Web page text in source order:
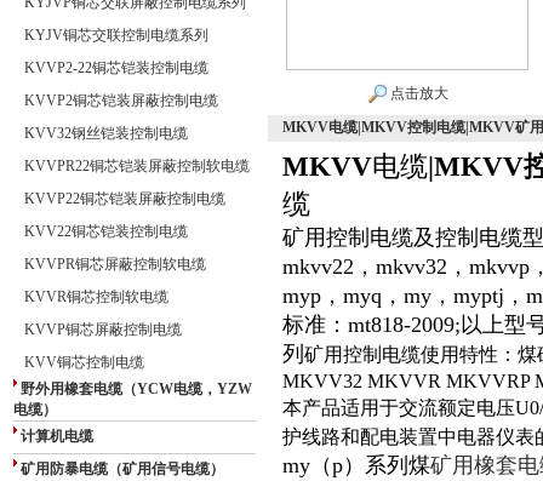
KYJV铜芯交联控制电缆系列
KVVP2-22铜芯铠装控制电缆
KVVP2铜芯铠装屏蔽控制电缆
KVV32钢丝铠装控制电缆
KVVPR22铜芯铠装屏蔽控制软电缆
KVVP22铜芯铠装屏蔽控制电缆
KVV22铜芯铠装控制电缆
KVVPR铜芯屏蔽控制软电缆
KVVR铜芯控制软电缆
KVVP铜芯屏蔽控制电缆
KVV铜芯控制电缆
野外用橡套电缆（YCW电缆，YZW
电缆）
计算机电缆
矿用防暴电缆（矿用信号电缆）
点击放大
MKVV电缆|MKVV控制电缆|MKVV矿
MKVV电缆|MKVV
缆
矿用控制电缆及控制电缆
mkvv22 ， mkvv32 ， mkvvp
myp， myq ， my， myptj ，
标准： mt818-2009;以上型
列 矿用控制电缆使用特性：
MKVV32 MKVVR MKVVRP
本产品适用于交流额定电压
护线路和配电装置中电器仪表
my（p）系列煤矿用橡套电